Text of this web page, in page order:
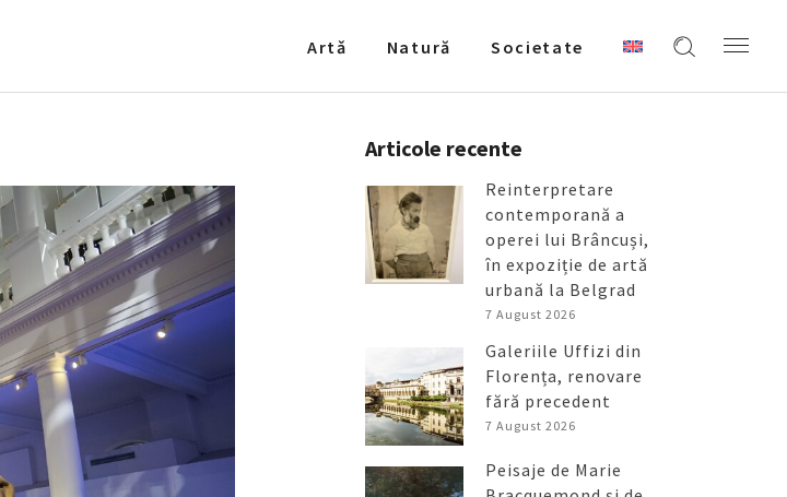
Artǎ Natură Societate
Articole recente
Reinterpretare
contemporană a
operei lui Brâncuși,
în expoziție de artă
urbană la Belgrad
7 August 2026
Galeriile Uffizi din
Florența, renovare
fără precedent
7 August 2026
Peisaje de Marie